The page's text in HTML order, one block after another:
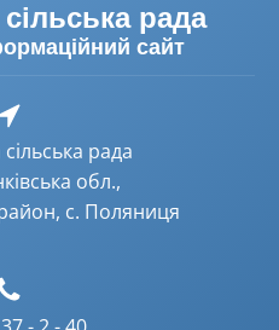
рада
сайт
рада
обл.,
с. Поляниця